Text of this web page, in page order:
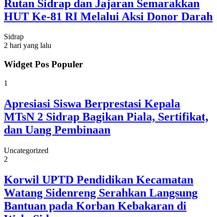
Rutan Sidrap dan Jajaran Semarakkan
HUT Ke-81 RI Melalui Aksi Donor Darah
Sidrap
2 hari yang lalu
Widget Pos Populer
1
Apresiasi Siswa Berprestasi Kepala
MTsN 2 Sidrap Bagikan Piala, Sertifikat,
dan Uang Pembinaan
Uncategorized
2
Korwil UPTD Pendidikan Kecamatan
Watang Sidenreng Serahkan Langsung
Bantuan pada Korban Kebakaran di